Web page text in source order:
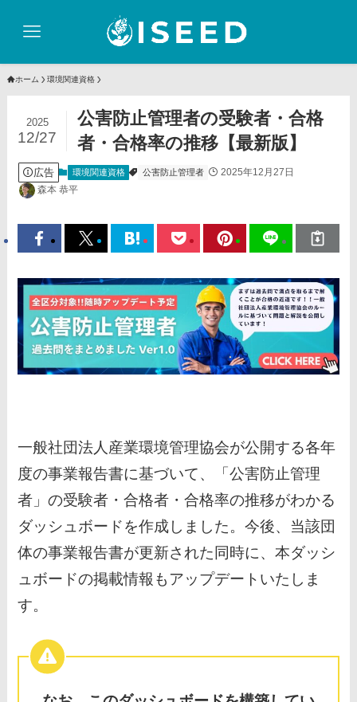
ホーム 環境関連資格
公害防止管理者の受験者・合格
者・合格率の推移【最新版】
2025
12/27
広告 環境関連資格 公害防止管理者
2025年12月27日
森本 恭平
一般社団法人産業環境管理協会が公開する各年
度の事業報告書に基づいて、「公害防止管理
者」の受験者・合格者・合格率の推移がわかる
ダッシュボードを作成しました。今後、当該団
体の事業報告書が更新された同時に、本ダッシ
ュボードの掲載情報もアップデートいたしま
す。